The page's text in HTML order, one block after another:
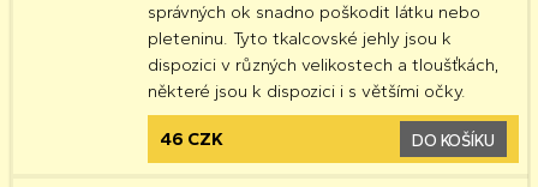
správných ok snadno poškodit látku nebo
pleteninu. Tyto tkalcovské jehly jsou k
dispozici v různých velikostech a tloušťkách,
některé jsou k dispozici i s většími očky.
46 CZK DO KOŠÍKU